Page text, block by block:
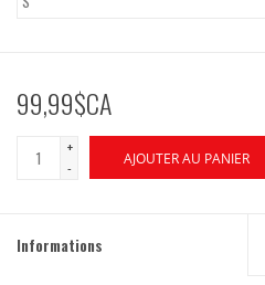
99,99$CA
+
-
AJOUTER AU PANIER
Informations